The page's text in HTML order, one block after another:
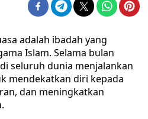
adalah ibadah yang
Islam. Selama bulan
seluruh dunia menjalankan
mendekatkan diri kepada
dan meningkatkan